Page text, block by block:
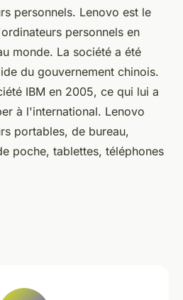
personnels. Lenovo est le
personnels en
monde. La société a été
du gouvernement chinois.
IBM en 2005, ce qui lui a
à l'international. Lenovo
portables, de bureau,
poche, tablettes, téléphones